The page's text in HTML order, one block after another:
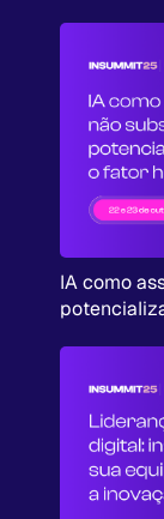
IA como